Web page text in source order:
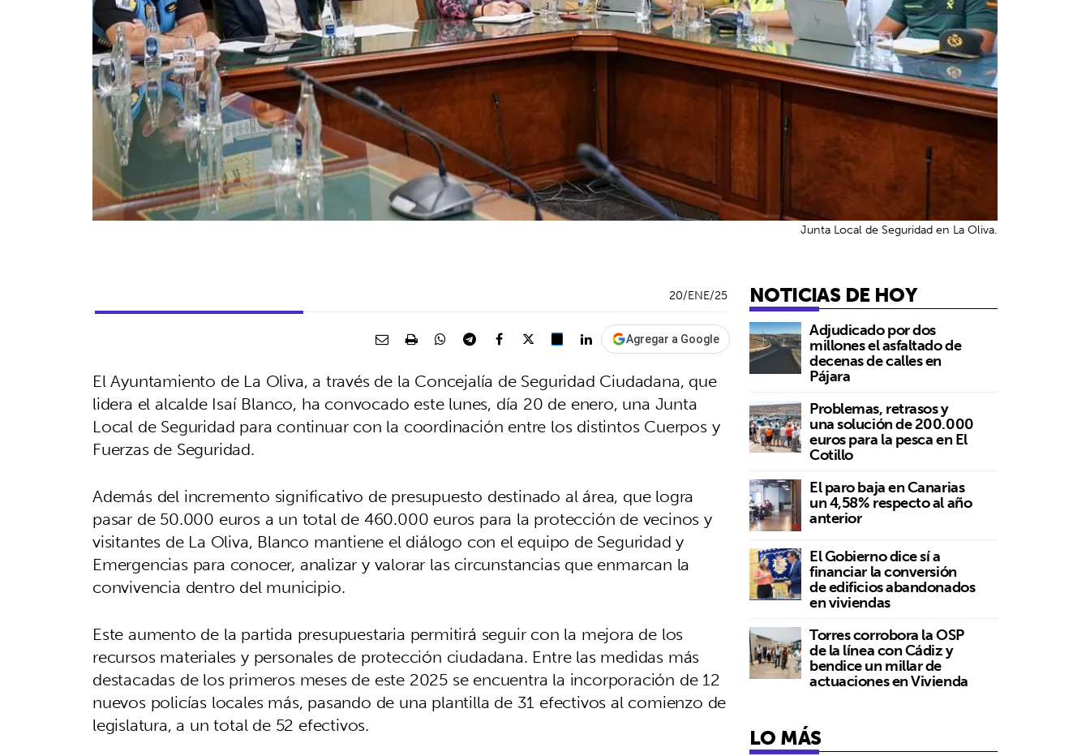
Junta Local de Seguridad en La Oliva.
20/ENE/25
Agregar a Google
El Ayuntamiento de La Oliva, a través de la Concejalía de Seguridad Ciudadana, que
lidera el alcalde Isaí Blanco, ha convocado este lunes, día 20 de enero, una Junta
Local de Seguridad para continuar con la coordinación entre los distintos Cuerpos y
Fuerzas de Seguridad.
Además del incremento significativo de presupuesto destinado al área, que logra
pasar de 50.000 euros a un total de 460.000 euros para la protección de vecinos y
visitantes de La Oliva, Blanco mantiene el diálogo con el equipo de Seguridad y
Emergencias para conocer, analizar y valorar las circunstancias que enmarcan la
convivencia dentro del municipio.
Este aumento de la partida presupuestaria permitirá seguir con la mejora de los
recursos materiales y personales de protección ciudadana. Entre las medidas más
destacadas de los primeros meses de este 2025 se encuentra la incorporación de 12
nuevos policías locales más, pasando de una plantilla de 31 efectivos al comienzo de
legislatura, a un total de 52 efectivos.
NOTICIAS DE HOY
Adjudicado por dos
millones el asfaltado de
decenas de calles en
Pájara
Problemas, retrasos y
una solución de 200.000
euros para la pesca en El
Cotillo
El paro baja en Canarias
un 4,58% respecto al año
anterior
El Gobierno dice sí a
financiar la conversión
de edificios abandonados
en viviendas
Torres corrobora la OSP
de la línea con Cádiz y
bendice un millar de
actuaciones en Vivienda
LO MÁS